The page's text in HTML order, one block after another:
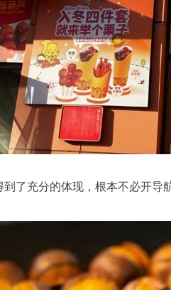
到了充分的体现，根本不必开导